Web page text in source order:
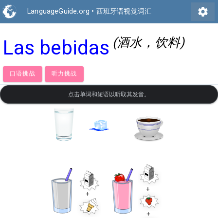
LanguageGuide.org • 西班牙语视觉词汇 settings
Las bebidas (酒水，饮料)
口语挑战 听力挑战
点击单词和短语以听取其发音。